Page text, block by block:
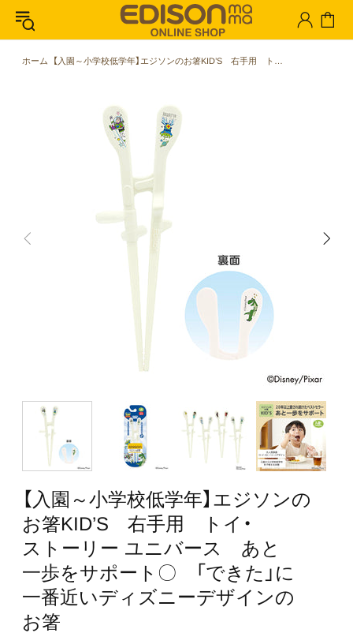
ホーム 【入園～小学校低学年】エジソンのお箸KID’S 右手用 トイ・ストーリー ユニバース あと一歩をサポート〇 「できた」に一番近いディズニーデザインのお箸
【入園～小学校低学年】​エジソンの​
お箸KID’S 右手用 トイ・
ストーリー ユニバース あと​
一歩を​サポート〇 ​「できた」に​
一番近い​ディズニー​デザインの​
お箸